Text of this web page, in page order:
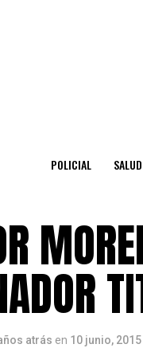
POLICIAL SALUD
atrás en 10 junio, 2015